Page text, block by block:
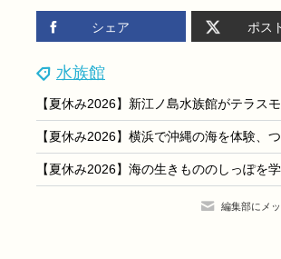
シェア ポス
水族館
編集部にメ